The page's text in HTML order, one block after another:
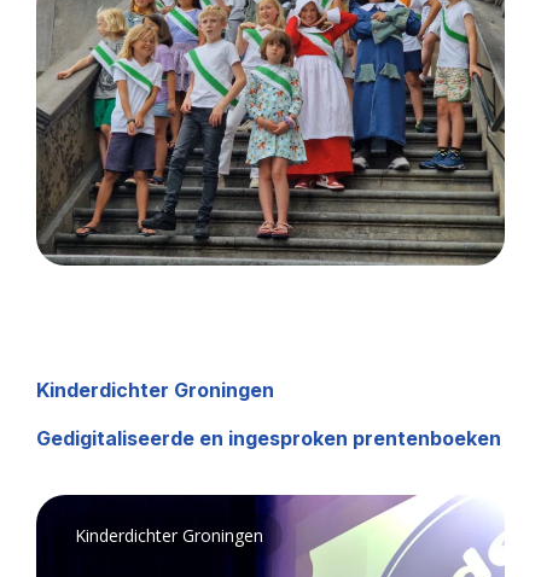
Kinderdichter Groningen
Gedigitaliseerde en ingesproken prentenboeken
Kinderdichter Groningen